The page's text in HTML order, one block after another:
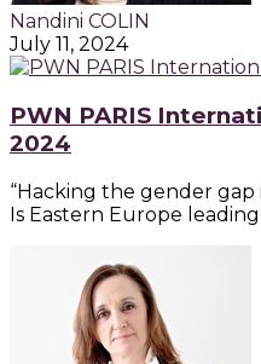
Nandini COLIN
July 11, 2024
PWN PARIS
2024
“Hacking the gender gap
Is Eastern Europe